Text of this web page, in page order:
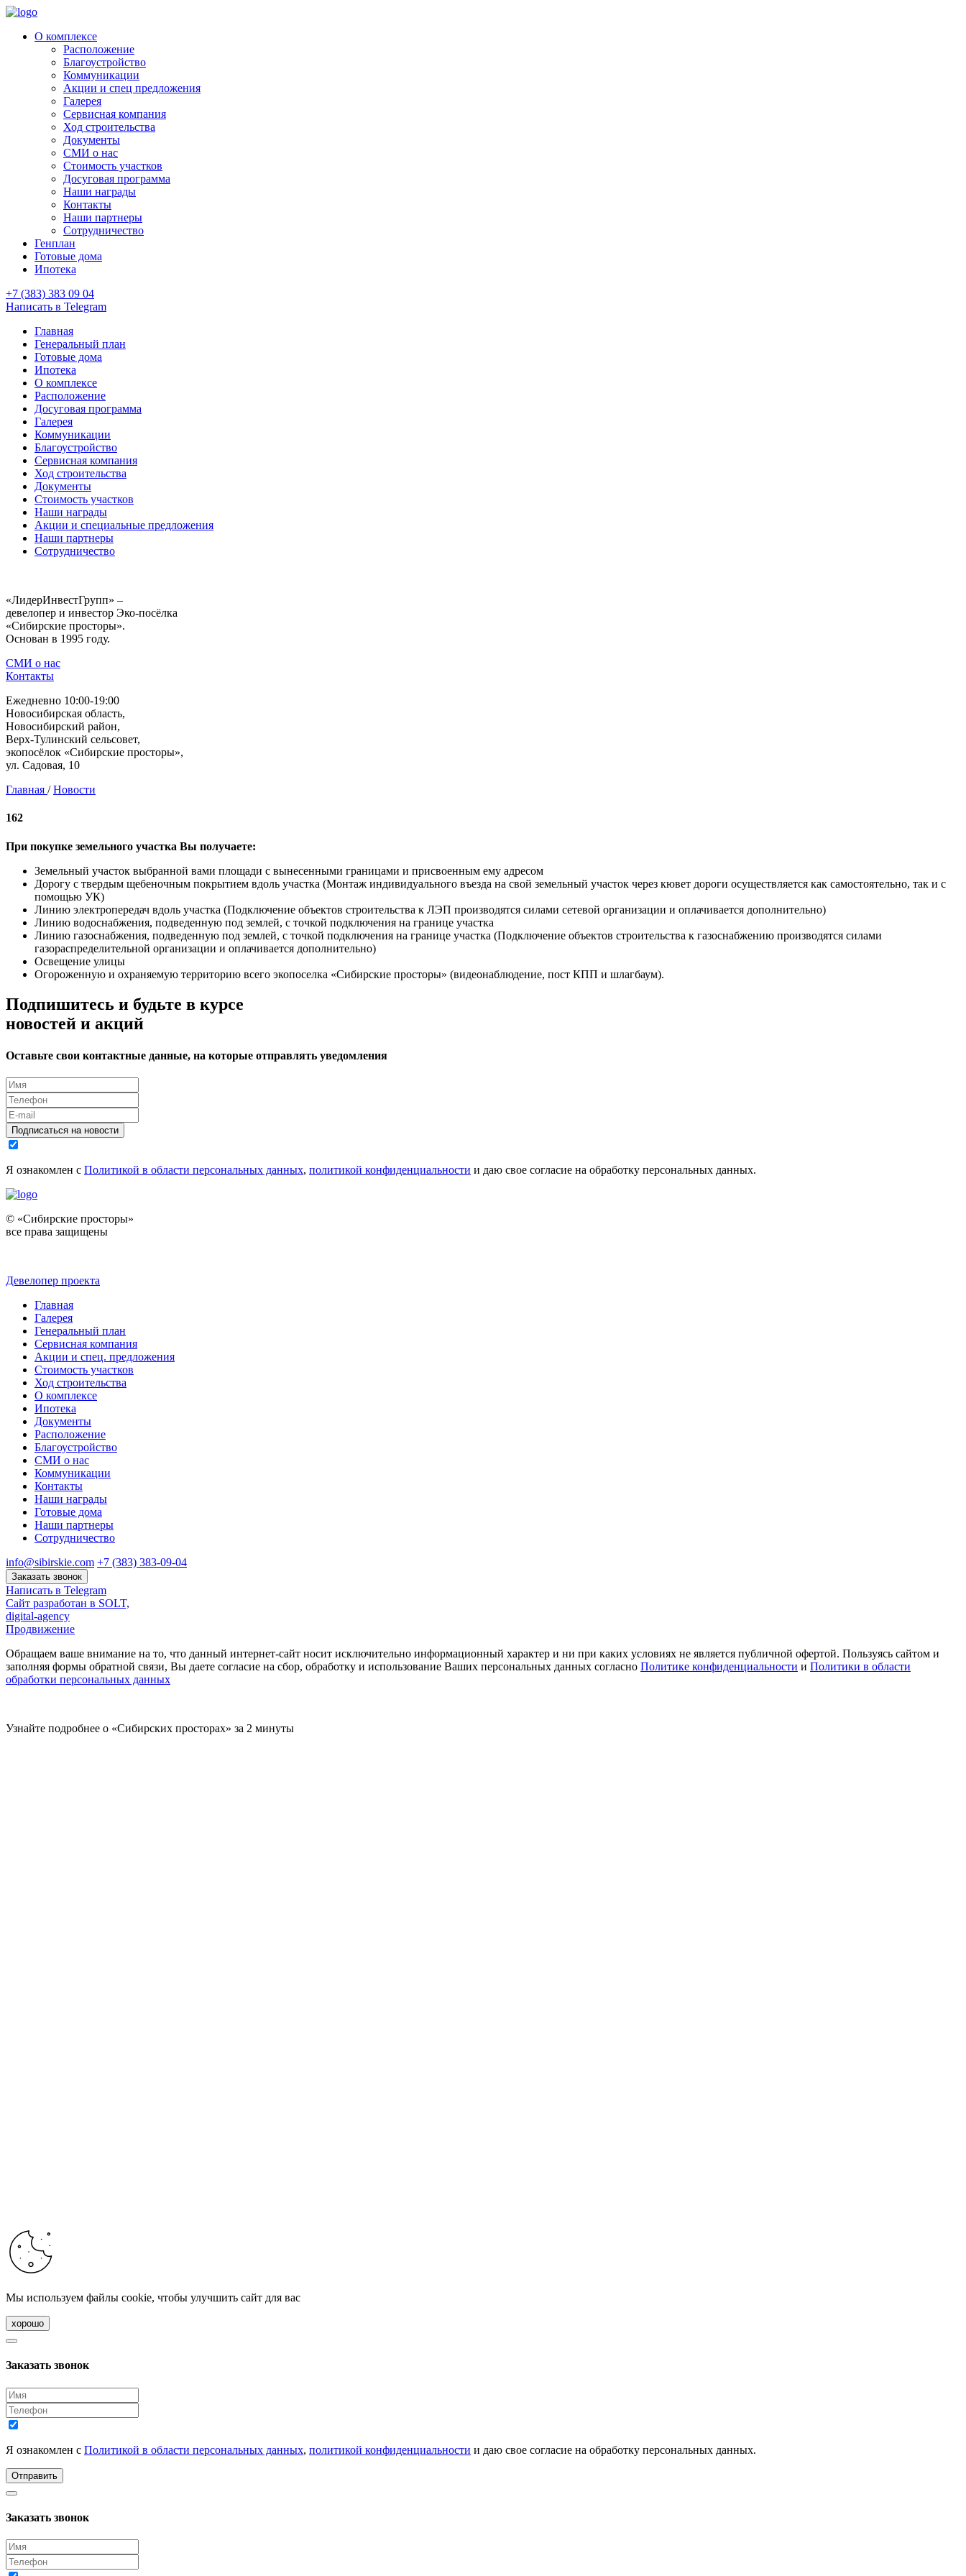
О комплексе
Расположение
Благоустройство
Коммуникации
Акции и спец предложения
Галерея
Сервисная компания
Ход строительства
Документы
СМИ о нас
Стоимость участков
Досуговая программа
Наши награды
Контакты
Наши партнеры
Сотрудничество
Генплан
Готовые дома
Ипотека
+7 (383) 383 09 04
Написать в Telegram
Главная
Генеральный план
Готовые дома
Ипотека
О комплексе
Расположение
Досуговая программа
Галерея
Коммуникации
Благоустройство
Сервисная компания
Ход строительства
Документы
Стоимость участков
Наши награды
Акции и специальные предложения
Наши партнеры
Сотрудничество
«ЛидерИнвестГрупп» –
девелопер и инвестор Эко-посёлка
«Сибирские просторы».
Основан в 1995 году.
СМИ о нас
Контакты
Ежедневно 10:00-19:00
Новосибирская область,
Новосибирский район,
Верх-Тулинский сельсовет,
экопосёлок «Сибирские просторы»,
ул. Садовая, 10
Главная / Новости
162
При покупке земельного участка Вы получаете:
Земельный участок выбранной вами площади с вынесенными границами и присвоенным ему адресом
Дорогу с твердым щебеночным покрытием вдоль участка (Монтаж индивидуального въезда на свой земельный участок через кювет дороги осуществляется как самостоятельно, так и с
помощью УК)
Линию электропередач вдоль участка (Подключение объектов строительства к ЛЭП производятся силами сетевой организации и оплачивается дополнительно)
Линию водоснабжения, подведенную под землей, с точкой подключения на границе участка
Линию газоснабжения, подведенную под землей, с точкой подключения на границе участка (Подключение объектов строительства к газоснабжению производятся силами
газораспределительной организации и оплачивается дополнительно)
Освещение улицы
Огороженную и охраняемую территорию всего экопоселка «Сибирские просторы» (видеонаблюдение, пост КПП и шлагбаум).
Подпишитесь и будьте в курсе
новостей и акций
Оставьте свои контактные данные, на которые отправлять уведомления
Подписаться на новости
Я ознакомлен с Политикой в области персональных данных, политикой конфиденциальности и даю свое согласие на обработку персональных данных.
© «Сибирские просторы»
все права защищены
Девелопер проекта
Главная
Галерея
Генеральный план
Сервисная компания
Акции и спец. предложения
Стоимость участков
Ход строительства
О комплексе
Ипотека
Документы
Расположение
Благоустройство
СМИ о нас
Коммуникации
Контакты
Наши награды
Готовые дома
Наши партнеры
Сотрудничество
info@sibirskie.com +7 (383) 383-09-04
Заказать звонок
Написать в Telegram
Сайт разработан в SOLT,
digital-agency
Продвижение
Обращаем ваше внимание на то, что данный интернет-сайт носит исключительно информационный характер и ни при каких условиях не является публичной офертой. Пользуясь сайтом и
заполняя формы обратной связи, Вы даете согласие на сбор, обработку и использование Ваших персональных данных согласно Политике конфиденциальности и Политики в области
обработки персональных данных
Узнайте подробнее о «Сибирских просторах» за 2 минуты
Мы используем файлы cookie, чтобы улучшить сайт для вас
хорошо
Заказать звонок
Я ознакомлен с Политикой в области персональных данных, политикой конфиденциальности и даю свое согласие на обработку персональных данных.
Отправить
Заказать звонок